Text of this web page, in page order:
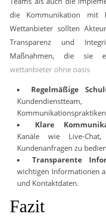
die Kommunikation mit
Wettanbieter sollten
Transparenz und
Maßnahmen, die sie
wettanbieter ohne oasis
Regelmäßige
Klare
Kanäle wie Live-
Kundenanfragen zu
Transparente
wichtigen Informationen
und Kontaktdaten.
Fazit